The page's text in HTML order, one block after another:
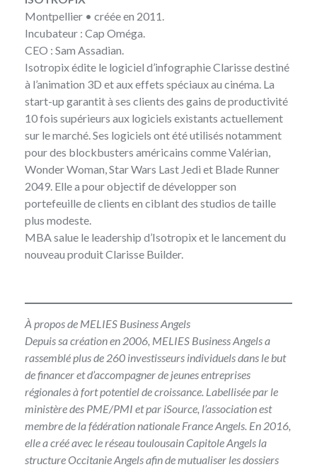
Montpellier • créée en 2011.
Incubateur : Cap Oméga.
CEO : Sam Assadian.
Isotropixédite le logiciel d’infographie Clarisse destiné
à l’animation 3D et aux effets spéciaux au cinéma. La
start-up garantit à ses clients des gains de productivité
10 fois supérieurs aux logiciels existants actuellement
sur le marché. Ses logiciels ont été utilisés notamment
pour des blockbusters américains comme Valérian,
Wonder Woman, Star Wars Last Jedi et Blade Runner
2049. Elle a pour objectif de développer son
portefeuille de clients en ciblant des studios de taille
plus modeste.
MBA salue le leadership d’Isotropix et le lancement du
nouveau produit Clarisse Builder.
À propos de MELIES Business Angels
Depuis sa création en 2006, MELIES Business Angelsa
rassemblé plus de 260 investisseurs individuels dans le but
de financer et d’accompagner de jeunes entreprises
régionales à fort potentiel de croissance. Labellisée par le
ministère des PME/PMI et par iSource, l’association est
membre de la fédération nationale France Angels. En 2016,
elle a créé avec le réseau toulousain Capitole Angels la
structureOccitanie Angelsafin de mutualiser les dossiers